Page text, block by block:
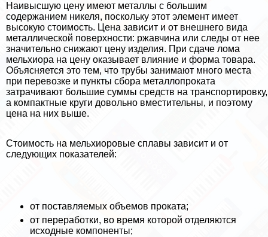
Наивысшую цену имеют металлы с большим
содержанием никеля, поскольку этот элемент имеет
высокую стоимость. Цена зависит и от внешнего вида
металлической поверхности: ржавчина или следы от нее
значительно снижают цену изделия. При сдаче лома
мельхиора на цену оказывает влияние и форма товара.
Объясняется это тем, что трубы занимают много места
при перевозке и пункты сбора металлопроката
затрачивают большие суммы средств на трaнcпортировку,
а компактные круги довольно вместительны, и поэтому
цена на них выше.
Стоимость на мельхиоровые сплавы зависит и от
следующих показателей:
от поставляемых объемов проката;
от переработки, во время которой отделяются
исходные компоненты;